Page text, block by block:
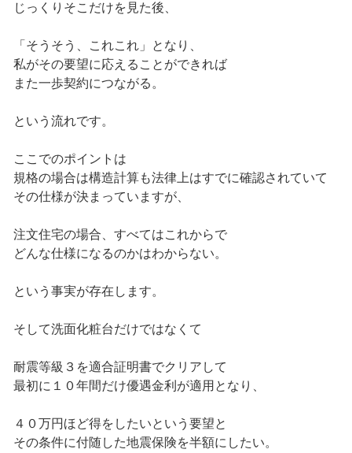
じっくりそこだけを見た後、
「そうそう、これこれ」となり、
私がその要望に応えることができれば
また一歩契約につながる。
という流れです。
ここでのポイントは
規格の場合は構造計算も法律上はすでに確認されていて
その仕様が決まっていますが、
注文住宅の場合、すべてはこれからで
どんな仕様になるのかはわからない。
という事実が存在します。
そして洗面化粧台だけではなくて
耐震等級３を適合証明書でクリアして
最初に１０年間だけ優遇金利が適用となり、
４０万円ほど得をしたいという要望と
その条件に付随した地震保険を半額にしたい。